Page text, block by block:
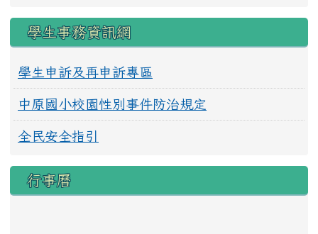
學生事務資訊網
學生申訴及再申訴專區
中原國小校園性別事件防治規定
全民安全指引
行事曆